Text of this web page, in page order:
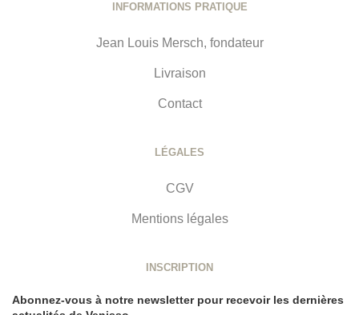
INFORMATIONS PRATIQUE
Jean Louis Mersch, fondateur
Livraison
Contact
LÉGALES
CGV
Mentions légales
INSCRIPTION
Abonnez-vous à notre newsletter pour recevoir les dernières